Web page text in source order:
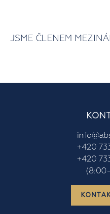
JSME ČLENEM
+420
+420